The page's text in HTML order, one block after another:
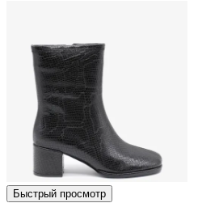
Быстрый просмотр